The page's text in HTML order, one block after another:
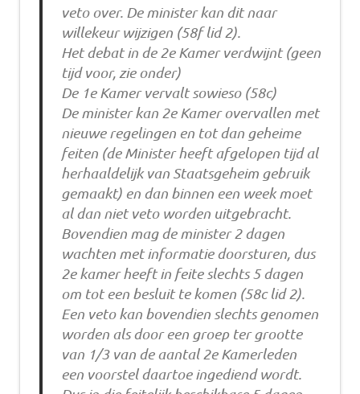
veto over. De minister kan dit naar
willekeur wijzigen (58f lid 2).
Het debat in de 2e Kamer verdwijnt (geen
tijd voor, zie onder)
De 1e Kamer vervalt sowieso (58c)
De minister kan 2e Kamer overvallen met
nieuwe regelingen en tot dan geheime
feiten (de Minister heeft afgelopen tijd al
herhaaldelijk van Staatsgeheim gebruik
gemaakt) en dan binnen een week moet
al dan niet veto worden uitgebracht.
Bovendien mag de minister 2 dagen
wachten met informatie doorsturen, dus
2e kamer heeft in feite slechts 5 dagen
om tot een besluit te komen (58c lid 2).
Een veto kan bovendien slechts genomen
worden als door een groep ter grootte
van 1/3 van de aantal 2e Kamerleden
een voorstel daartoe ingediend wordt.